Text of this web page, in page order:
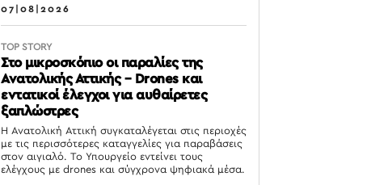
07|08|2026
TOP STORY
Στο μικροσκόπιο οι παραλίες της
Ανατολικής Αττικής – Drones και
εντατικοί έλεγχοι για αυθαίρετες
ξαπλώστρες
Η Ανατολική Αττική συγκαταλέγεται στις περιοχές
με τις περισσότερες καταγγελίες για παραβάσεις
στον αιγιαλό. Το Υπουργείο εντείνει τους
ελέγχους με drones και σύγχρονα ψηφιακά μέσα.